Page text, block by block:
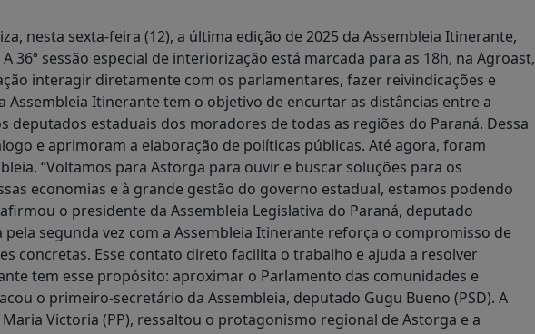
nesta sexta-feira (12), a última edição de 2025 da Assembleia Itinerante,
36ª sessão especial de interiorização está marcada para as 18h, na Agroast,
interagir diretamente com os parlamentares, fazer reivindicações e
Assembleia Itinerante tem o objetivo de encurtar as distâncias entre a
deputados estaduais dos moradores de todas as regiões do Paraná. Dessa
e aprimoram a elaboração de políticas públicas. Até agora, foram
“Voltamos para Astorga para ouvir e buscar soluções para os
economias e à grande gestão do governo estadual, estamos podendo
o presidente da Assembleia Legislativa do Paraná, deputado
pela segunda vez com a Assembleia Itinerante reforça o compromisso de
concretas. Esse contato direto facilita o trabalho e ajuda a resolver
tem esse propósito: aproximar o Parlamento das comunidades e
o primeiro-secretário da Assembleia, deputado Gugu Bueno (PSD). A
Victoria (PP), ressaltou o protagonismo regional de Astorga e a